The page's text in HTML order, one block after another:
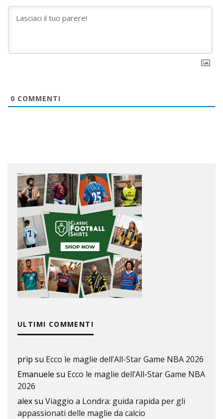
0 COMMENTI
ULTIMI COMMENTI
prip su Ecco le maglie dell’All-Star Game NBA 2026
Emanuele su Ecco le maglie dell’All-Star Game NBA
2026
alexsu Viaggio a Londra: guida rapida per gli
appassionati delle maglie da calcio